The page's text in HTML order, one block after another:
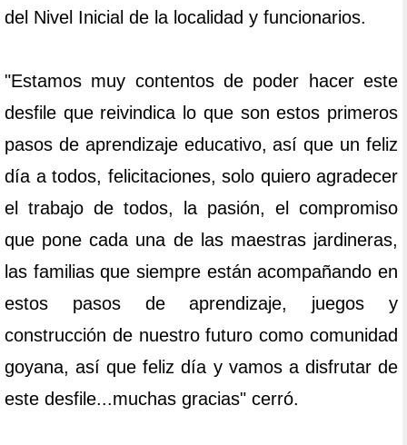
del Nivel Inicial de la localidad y funcionarios.
"Estamos muy contentos de poder hacer este
desfile que reivindica lo que son estos primeros
pasos de aprendizaje educativo, así que un feliz
día a todos, felicitaciones, solo quiero agradecer
el trabajo de todos, la pasión, el compromiso
que pone cada una de las maestras jardineras,
las familias que siempre están acompañando en
estos pasos de aprendizaje, juegos y
construcción de nuestro futuro como comunidad
goyana, así que feliz día y vamos a disfrutar de
este desfile...muchas gracias" cerró.